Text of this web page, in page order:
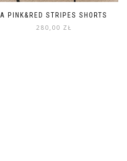
A PINK&RED STRIPES SHORTS
280,00 ZŁ